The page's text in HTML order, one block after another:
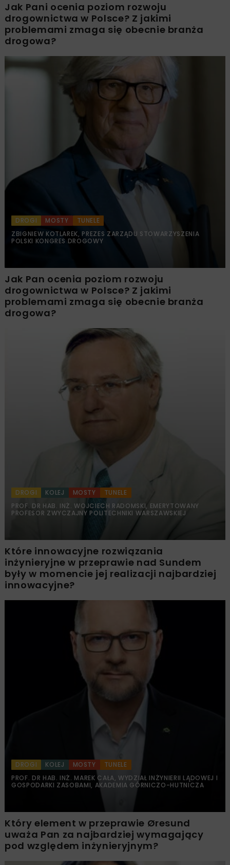
Jak Pani ocenia poziom rozwoju
drogownictwa w Polsce? Z jakimi
problemami zmaga się obecnie branża
drogowa?
DROGI MOSTY
TUNELE
ZBIGNIEW KOTLAREK, PREZES ZARZĄDU STOWARZYSZENIA
POLSKI KONGRES DROGOWY
Jak Pan ocenia poziom rozwoju
drogownictwa w Polsce? Z jakimi
problemami zmaga się obecnie branża
drogowa?
DROGI KOLEJ MOSTY
TUNELE
PROF. DR HAB. INŻ. WOJCIECH RADOMSKI, EMERYTOWANY
PROFESOR ZWYCZAJNY POLITECHNIKI WARSZAWSKIEJ
Które innowacyjne rozwiązania
inżynieryjne w przeprawie nad Sundem
były w momencie jej realizacji najbardziej
innowacyjne?
DROGI KOLEJ MOSTY
TUNELE
PROF. DR HAB. INŻ. MAREK CAŁA, WYDZIAŁ INŻYNIERII LĄDOWEJ I
GOSPODARKI ZASOBAMI, AKADEMIA GÓRNICZO-HUTNICZA
Który element w przeprawie Øresund
uważa Pan za najbardziej wymagający
pod względem inżynieryjnym?